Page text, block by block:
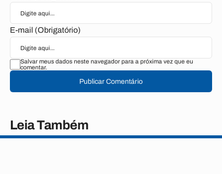
E-mail (Obrigatório)
Salvar meus dados neste navegador para a próxima vez que eu
comentar.
Publicar Comentário
Leia Também